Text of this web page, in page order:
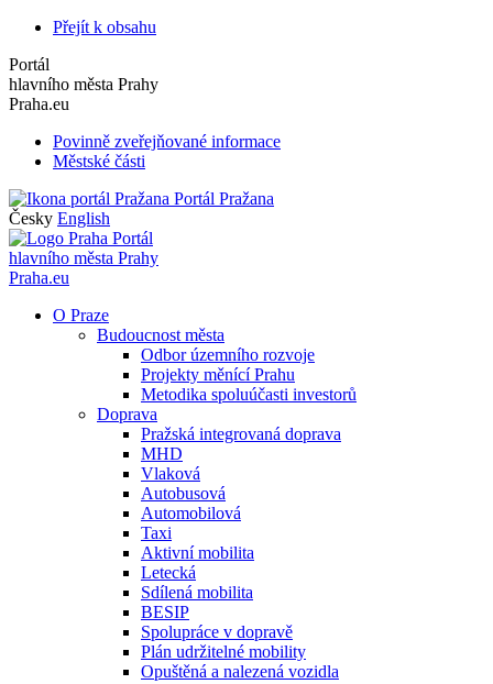
Přejít k obsahu
Portál
hlavního města Prahy
Praha.eu
Povinně zveřejňované informace
Městské části
Portál Pražana
Česky English
Portál
hlavního města Prahy
Praha.eu
O Praze
Budoucnost města
Odbor územního rozvoje
Projekty měnící Prahu
Metodika spoluúčasti investorů
Doprava
Pražská integrovaná doprava
MHD
Vlaková
Autobusová
Automobilová
Taxi
Aktivní mobilita
Letecká
Sdílená mobilita
BESIP
Spolupráce v dopravě
Plán udržitelné mobility
Opuštěná a nalezená vozidla